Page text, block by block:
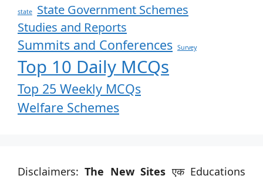
state
State Government Schemes
Studies and Reports
Summits and Conferences Survey
Top 10 Daily MCQs
Top 25 Weekly MCQs
Welfare Schemes
Disclaimers:The New Sites एक Educations